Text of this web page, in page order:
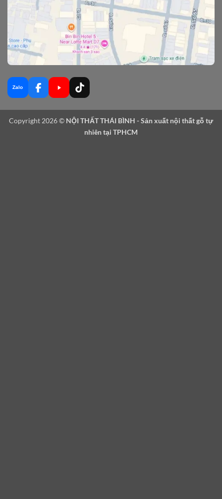
Zalo
Copyright 2026 © NỘI THẤT THÁI BÌNH - Sản xuất nội thất gỗ tự
nhiên tại TPHCM